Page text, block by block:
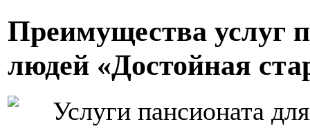
Преимущества услуг
людей «Достойная